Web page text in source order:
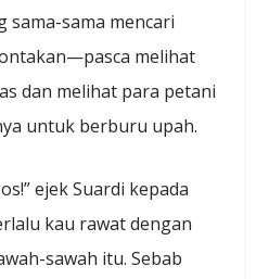
sama-sama mencari
melihat
dan melihat para petani
untuk berburu upah.
ejek Suardi kepada
kau rawat dengan
sawah itu. Sebab